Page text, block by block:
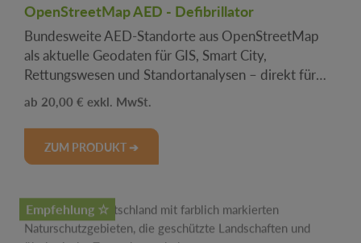
OpenStreetMap AED - Defibrillator
Bundesweite AED-Standorte aus OpenStreetMap
als aktuelle Geodaten für GIS, Smart City,
Rettungswesen und Standortanalysen – direkt für
Regulärer Preis:
20,00 €
ZUM PRODUKT ➔
Empfehlung ☆